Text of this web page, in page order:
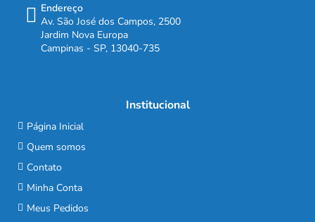
Endereço
Av. São José dos Campos, 2500
Jardim Nova Europa
Campinas - SP, 13040-735
Institucional
Página Inicial
Quem somos
Contato
Minha Conta
Meus Pedidos